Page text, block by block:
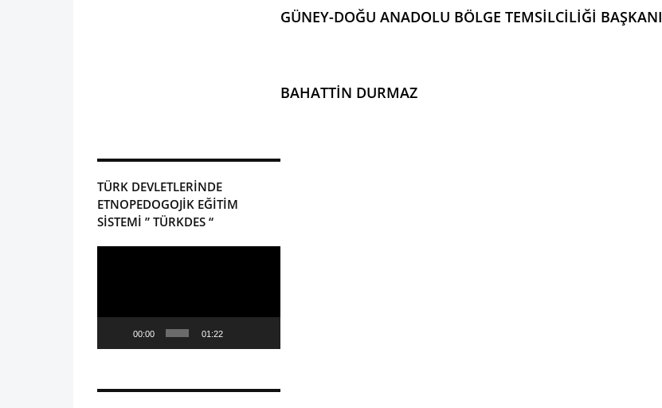
TÜRK DEVLETLERİNDE
ETNOPEDOGOJİK EĞİTİM
SİSTEMİ ” TÜRKDES “
00:00 01:22
GÜNEY-DOĞU ANADOLU BÖLGE TEMSİLCİLİĞİ BAŞKANI
BAHATTİN DURMAZ